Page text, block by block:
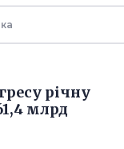
річну
млрд